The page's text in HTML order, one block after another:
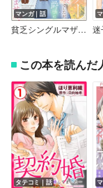
マンガ｜話
貧乏シングルマザー令嬢でしたが、冷酷侯爵様に溺愛されるなんて聞いてません！（分冊版）
この本を読んだ
タテコミ｜話